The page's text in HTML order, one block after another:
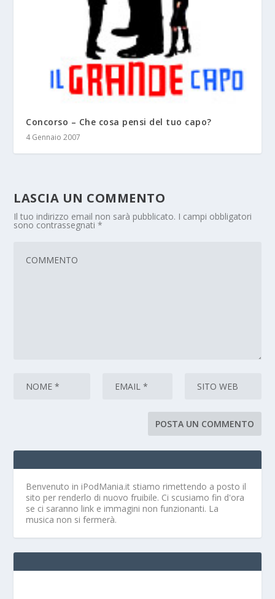
Concorso – Che cosa pensi del tuo capo?
4 Gennaio 2007
LASCIA UN COMMENTO
Il tuo indirizzo email non sarà pubblicato. I campi obbligatori
sono contrassegnati*
Benvenuto in iPodMania.it stiamo rimettendo a posto il
sito per renderlo di nuovo fruibile. Ci scusiamo fin d'ora
se ci saranno link e immagini non funzionanti. La
musica non si fermerà.